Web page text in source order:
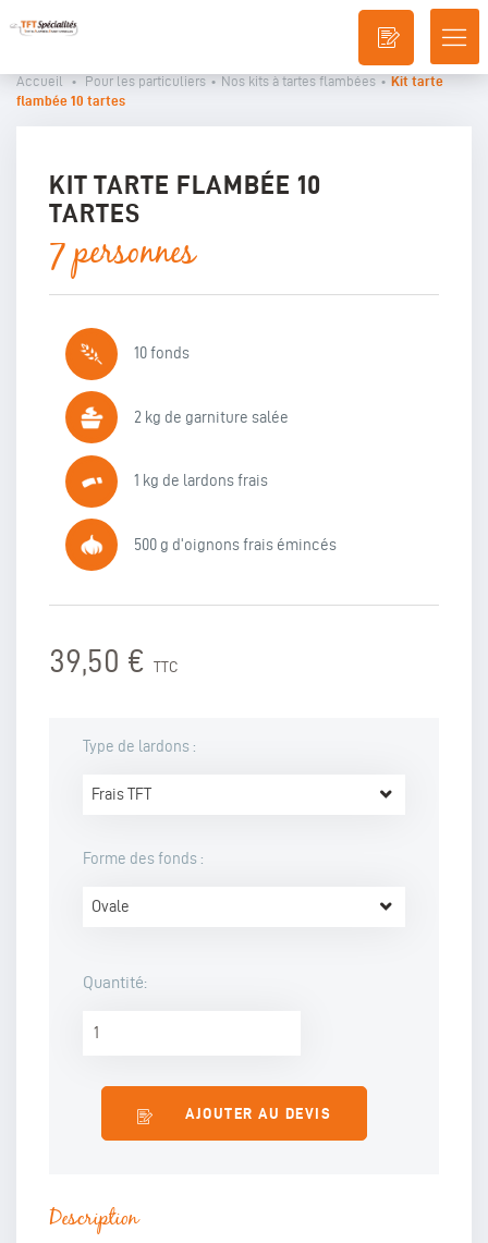
LA
Accueil • Pour les particuliers • Nos kits à tartes flambées • Kit tarte
flambée 10 tartes
KIT TARTE FLAMBÉE 10
TARTES
7 personnes
10 fonds
2 kg de garniture salée
1 kg de lardons frais
500 g d'oignons frais émincés
39,50 € TTC
Type de lardons :
Frais TFT
Forme des fonds :
Ovale
Quantité:
AJOUTER AU DEVIS
Description